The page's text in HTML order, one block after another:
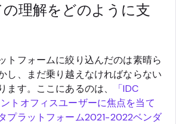
理解をどのように支
トフォームに絞り込んだのは素晴ら
し、まだ乗り越えなければならない
ます。ここにあるのは、
「IDC
トオフィスユーザーに焦点を当て
プラットフォーム2021-2022ベンダ